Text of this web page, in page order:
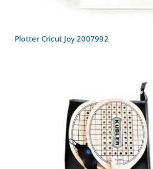
Plotter Cricut Joy 2007992
Speckbrett-Schläger Set